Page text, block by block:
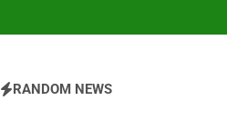
RANDOM NEWS